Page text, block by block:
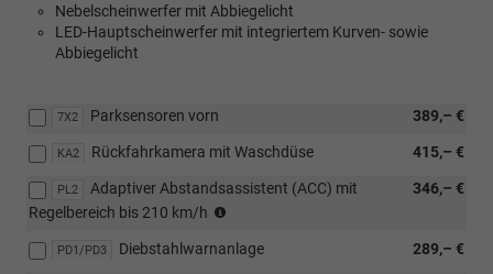
Nebelscheinwerfer mit Abbiegelicht
LED-Hauptscheinwerfer mit integriertem Kurven- sowie
Abbiegelicht
7X2 389,– €
Parksensoren vorn
KA2 415,– €
Rückfahrkamera mit Waschdüse
PL2 346,– €
Adaptiver Abstandsassistent (ACC) mit
Regelbereich bis 210 km/h
Verbindung
PD1/PD3 289,– €
Diebstahlwarnanlage